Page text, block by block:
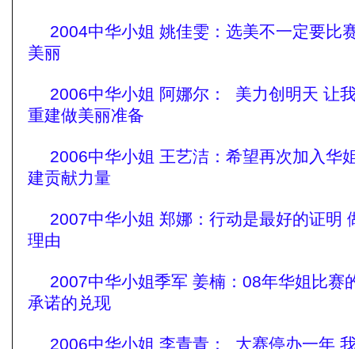
2004中华小姐 姚佳雯：选美不一定要比
美丽
2006中华小姐 阿娜尔： 美力创明天 让
重建做美丽准备
2006中华小姐 王艺洁：希望再次加入华
建贡献力量
2007中华小姐 郑娜：行动是最好的证明
理由
2007中华小姐季军 姜楠：08年华姐比赛
承诺的兑现
2006中华小姐 李青青： 大赛停办一年